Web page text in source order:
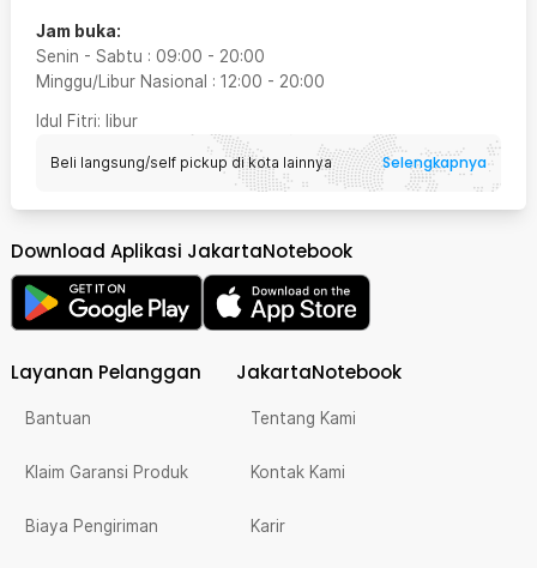
Jam buka:
Senin - Sabtu : 09:00 - 20:00
Minggu/Libur Nasional : 12:00 - 20:00
Idul Fitri: libur
Beli langsung/self pickup di kota lainnya Selengkapnya
Download Aplikasi JakartaNotebook
Layanan Pelanggan
Bantuan
Klaim Garansi Produk
Biaya Pengiriman
JakartaNotebook
Tentang Kami
Kontak Kami
Karir